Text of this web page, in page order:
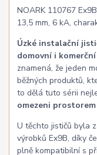
NOARK 110767
13,5 mm, 6 kA,
Úzké instalační
domovní i
znamená, že jeden
běžných produktů,
to dělá tuto sérii
omezeni
U těchto jističů byla
výrobků Ex9B, díky
plně kompatibilní s